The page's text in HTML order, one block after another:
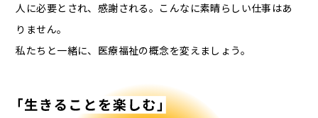
人に必要とされ、感謝される。こんなに素晴らしい仕事はあ
りません。
私たちと一緒に、医療福祉の概念を変えましょう。